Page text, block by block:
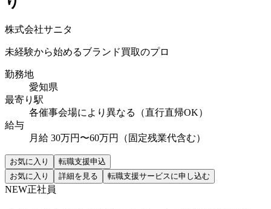
株式会社サニタ
未経験から始めるブランド買取のプロ
勤務地
愛知県
最寄り駅
各催事会場により異なる（直行直帰OK）
給与
月給 30万円〜60万円（固定残業代含む）
お気に入り
転職支援申込
お気に入り
詳細を見る 転職支援サービスに申し込む
NEW正社員